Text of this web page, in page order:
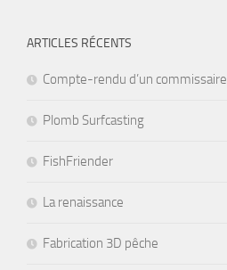
ARTICLES RÉCENTS
Compte-rendu d’un commissaire
Plomb Surfcasting
FishFriender
La renaissance
Fabrication 3D pêche